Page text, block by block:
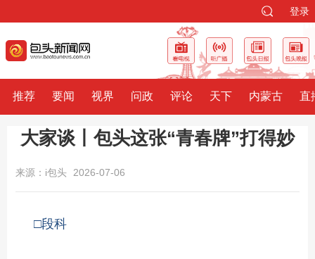
登录
推荐 要闻 视界 问政 评论 天下 内蒙古 直
大家谈丨包头这张“青春牌”打得妙
来源：i包头 2026-07-06
□段科